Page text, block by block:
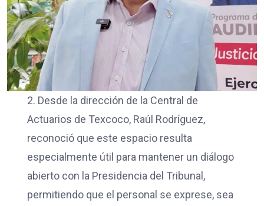
2. Desde la dirección de la Central de
Actuarios de Texcoco, Raúl Rodríguez,
reconoció que este espacio resulta
especialmente útil para mantener un diálogo
abierto con la Presidencia del Tribunal,
permitiendo que el personal se exprese, sea